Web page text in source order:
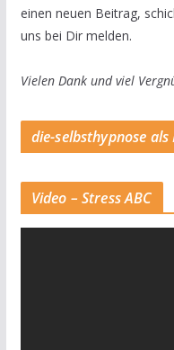
einen neuen Beitrag,
uns bei Dir melden.
Vielen Dank und viel
die-selbsthypnose als
Video – Stress ABC